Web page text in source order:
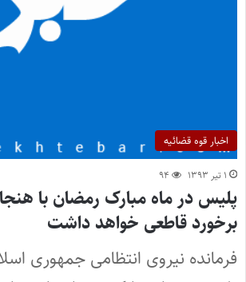
اخبار قوه قضائیه
۱ تیر ۱۳۹۳ ۹۴
پلیس در ماه مبارک رمضان با
برخورد قاطعی خواهد داشت
فرمانده نیروی انتظامی جمهوری